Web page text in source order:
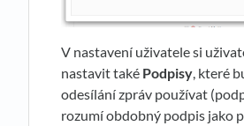
V nastavení uživatele si
nastavit také Podpisy, které
odesílání zpráv používat
rozumí obdobný podpis jako